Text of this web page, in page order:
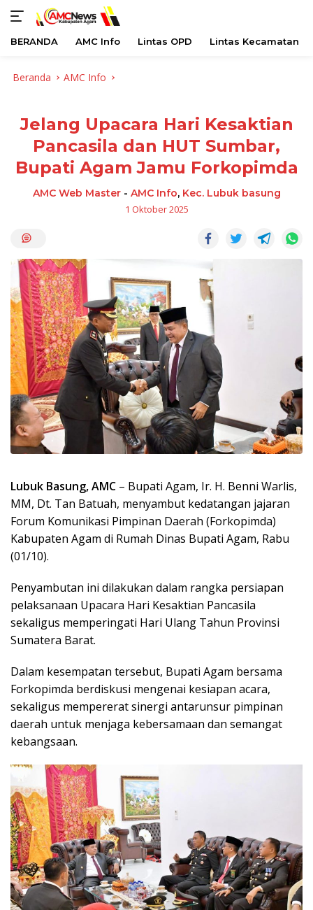
BERANDA AMC Info Lintas OPD Lintas Kecamatan
Beranda AMC Info
Jelang Upacara Hari Kesaktian
Pancasila dan HUT Sumbar,
Bupati Agam Jamu Forkopimda
AMC Web Master- AMC Info, Kec. Lubuk basung
1 Oktober 2025
Lubuk Basung, AMC – Bupati Agam, Ir. H. Benni Warlis,
MM, Dt. Tan Batuah, menyambut kedatangan jajaran
Forum Komunikasi Pimpinan Daerah (Forkopimda)
Kabupaten Agam di Rumah Dinas Bupati Agam, Rabu
(01/10).
Penyambutan ini dilakukan dalam rangka persiapan
pelaksanaan Upacara Hari Kesaktian Pancasila
sekaligus memperingati Hari Ulang Tahun Provinsi
Sumatera Barat.
Dalam kesempatan tersebut, Bupati Agam bersama
Forkopimda berdiskusi mengenai kesiapan acara,
sekaligus mempererat sinergi antarunsur pimpinan
daerah untuk menjaga kebersamaan dan semangat
kebangsaan.